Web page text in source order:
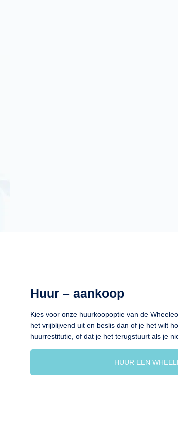
Huur – aankoop
Kies voor onze huurkoopoptie van de
het vrijblijvend uit en beslis dan of je het wilt
huurrestitutie, of dat je het terugstuurt als je
HUUR EEN